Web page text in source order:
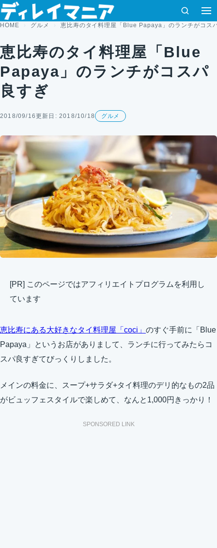
コンテンツへスキップ
検索
HOME グルメ 恵比寿のタイ料理屋「Blue Papaya」のランチがコス
恵比寿のタイ料理屋「Blue
Papaya」のランチがコスパ
良すぎ
2018/09/16更新日: 2018/10/18 グルメ
[PR] このページではアフィリエイトプログラムを利用し
ています
恵比寿にある大好きなタイ料理屋「coci」 のすぐ手前に「Blue
Papaya」というお店がありまして、ランチに行ってみたらコ
スパ良すぎてびっくりしました。
メインの料金に、スープ+サラダ+タイ料理のデリ的なもの2品
がビュッフェスタイルで楽しめて、なんと1,000円きっかり！
SPONSORED LINK